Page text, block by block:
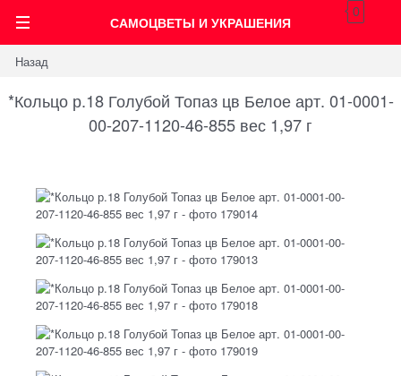
САМОЦВЕТЫ И УКРАШЕНИЯ
0
Назад
*Кольцо р.18 Голубой Топаз цв Белое арт. 01-0001-
00-207-1120-46-855 вес 1,97 г